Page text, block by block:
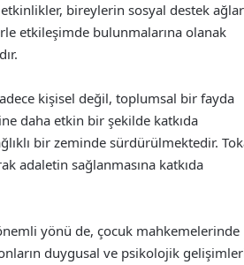
bireylerin sosyal destek
etkileşimde bulunmalarına olanak
kişisel değil, toplumsal bir fayda
daha etkin bir şekilde katkıda
bir zeminde sürdürülmektedir.
adaletin sağlanmasına katkıda
yönü de, çocuk mahkemelerinde
duygusal ve psikolojik